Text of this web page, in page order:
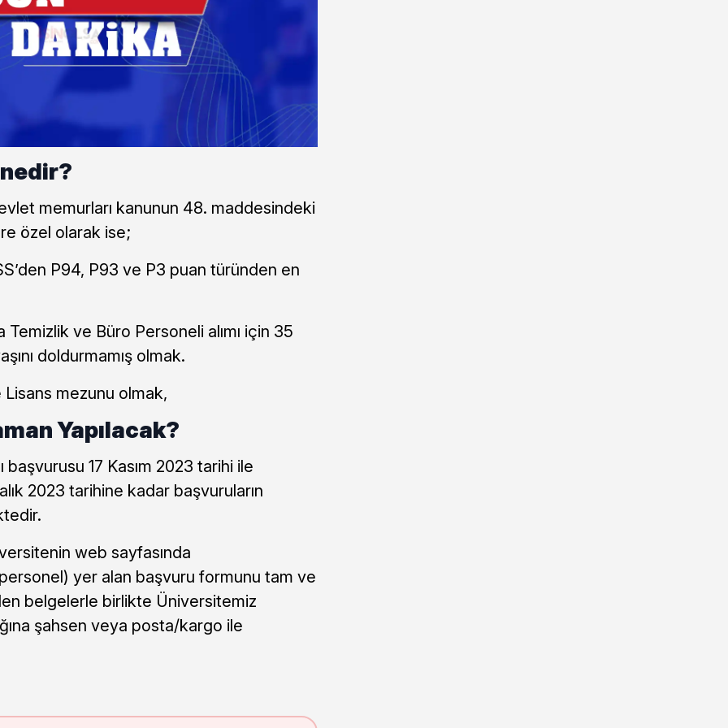
memurları kanunun 48. maddesindeki
özel olarak ise;
P94, P93 ve P3 puan türünden en
Temizlik ve Büro Personeli alımı için 35
doldurmamış olmak.
Lisans mezunu olmak,
Yapılacak?
17 Kasım 2023 tarihi ile
2023 tarihine kadar başvuruların
web sayfasında
yer alan başvuru formunu tam ve
belgelerle birlikte Üniversitemiz
şahsen veya posta/kargo ile